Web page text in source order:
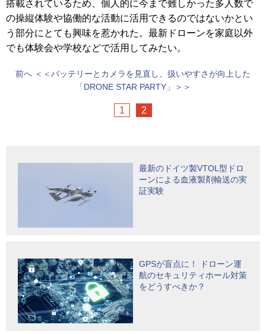
搭載されているため、個人的に今まで難しかった多人数で
の操縦体験や協働的な活動に活用できるのではないかとい
う部分にとても興味を惹かれた。最新ドローンを家庭以外
でも体験会や学校などで活用してみたい。
前へ ＜＜バッテリーとカメラを見直し、扱いやすさが向上した
「DRONE STAR PARTY」＞＞
1 2
最新のドイツ製VTOL型ドロ
ーンによる血液製剤輸送の実
証実験
GPSが盲点に！ ドローン運
航のセキュリティホール対策
をどうすべきか？